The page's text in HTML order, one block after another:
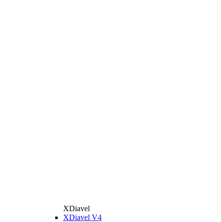
XDiavel
XDiavel V4